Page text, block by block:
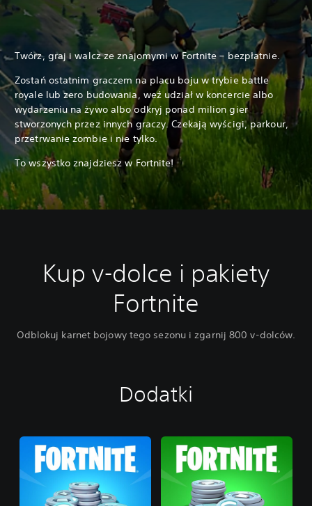
Twórz, graj i walcz ze znajomymi w Fortnite – bezpłatnie.
Zostań ostatnim graczem na placu boju w trybie battle
royale lub zero budowania, weź udział w koncercie albo
wydarzeniu na żywo albo odkryj ponad milion gier
stworzonych przez innych graczy. Czekają wyścigi, parkour,
przetrwanie zombie i nie tylko.
To wszystko znajdziesz w Fortnite!
Kup v-dolce i pakiety
Fortnite
Odblokuj karnet bojowy tego sezonu i zgarnij 800 v-dolców.
Dodatki